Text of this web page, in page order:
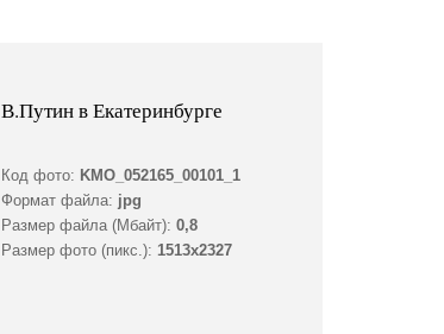
В.Путин в Екатеринбурге
Код фото: KMO_052165_00101_1
Формат файла: jpg
Размер файла (Мбайт): 0,8
Размер фото (пикс.): 1513x2327